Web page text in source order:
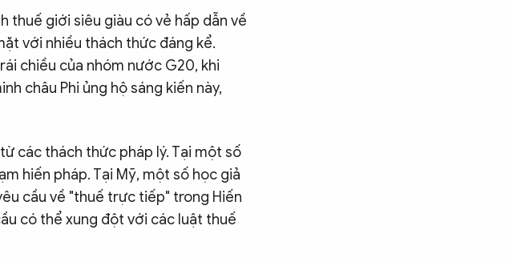
thuế giới siêu giàu có vẻ hấp dẫn về
với nhiều thách thức đáng kể.
chiều của nhóm nước G20, khi
châu Phi ủng hộ sáng kiến này,
các thách thức pháp lý. Tại một số
hiến pháp. Tại Mỹ, một số học giả
cầu về "thuế trực tiếp" trong Hiến
có thể xung đột với các luật thuế